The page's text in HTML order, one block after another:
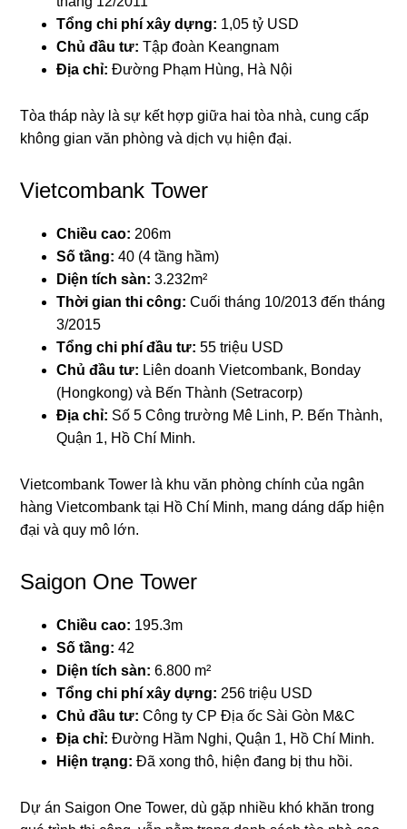
Tổng chi phí xây dựng: 1,05 tỷ USD
Chủ đầu tư: Tập đoàn Keangnam
Địa chỉ: Đường Phạm Hùng, Hà Nội
Tòa tháp này là sự kết hợp giữa hai tòa nhà, cung cấp
không gian văn phòng và dịch vụ hiện đại.
Vietcombank Tower
Chiều cao: 206m
Số tầng: 40 (4 tầng hầm)
Diện tích sàn: 3.232m²
Thời gian thi công: Cuối tháng 10/2013 đến tháng
3/2015
Tổng chi phí đầu tư: 55 triệu USD
Chủ đầu tư: Liên doanh Vietcombank, Bonday
(Hongkong) và Bến Thành (Setracorp)
Địa chỉ: Số 5 Công trường Mê Linh, P. Bến Thành,
Quận 1, Hồ Chí Minh.
Vietcombank Tower là khu văn phòng chính của ngân
hàng Vietcombank tại Hồ Chí Minh, mang dáng dấp hiện
đại và quy mô lớn.
Saigon One Tower
Chiều cao: 195.3m
Số tầng: 42
Diện tích sàn: 6.800 m²
Tổng chi phí xây dựng: 256 triệu USD
Chủ đầu tư: Công ty CP Địa ốc Sài Gòn M&C
Địa chỉ: Đường Hầm Nghi, Quận 1, Hồ Chí Minh.
Hiện trạng: Đã xong thô, hiện đang bị thu hồi.
Dự án Saigon One Tower, dù gặp nhiều khó khăn trong